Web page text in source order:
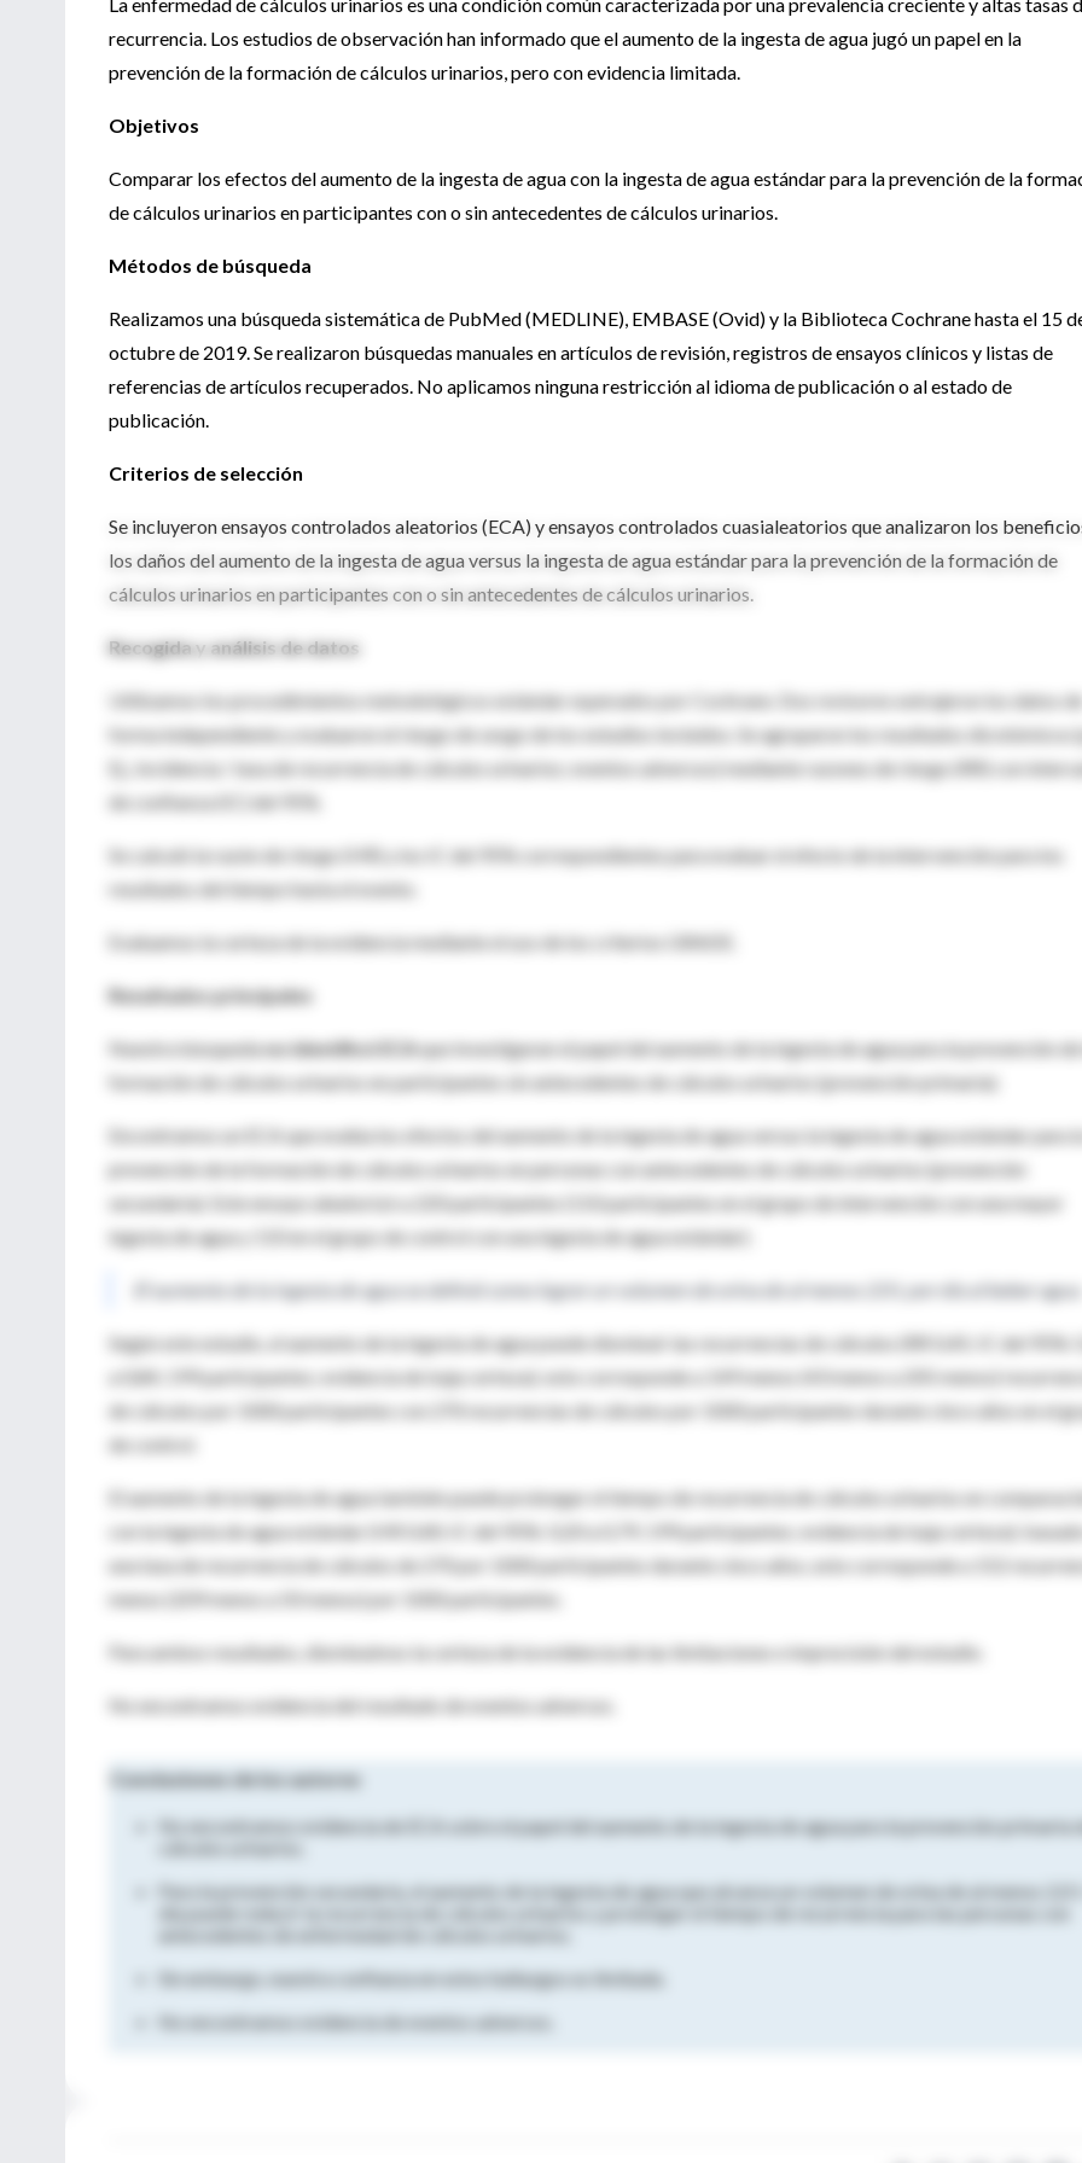
recurrencia. Los estudios de observación han informado que el aumento de la ingesta de agua jugó un papel en la
prevención de la formación de cálculos urinarios, pero con evidencia limitada.
Objetivos
Comparar los efectos del aumento de la ingesta de agua con la ingesta de agua estándar para la prevención de la
de cálculos urinarios en participantes con o sin antecedentes de cálculos urinarios.
Métodos de búsqueda
Realizamos una búsqueda sistemática de PubMed (MEDLINE), EMBASE (Ovid) y la Biblioteca Cochrane hasta el 15
octubre de 2019. Se realizaron búsquedas manuales en artículos de revisión, registros de ensayos clínicos y listas de
referencias de artículos recuperados. No aplicamos ninguna restricción al idioma de publicación o al estado de
publicación.
Criterios de selección
Se incluyeron ensayos controlados aleatorios (ECA) y ensayos controlados cuasialeatorios que analizaron los
los daños del aumento de la ingesta de agua versus la ingesta de agua estándar para la prevención de la formación de
cálculos urinarios en participantes con o sin antecedentes de cálculos urinarios.
Recogida y análisis de datos
Utilizamos los procedimientos metodológicos estándar esperados por Cochrane. Dos revisores extrajeron los datos de
forma independiente y evaluaron el riesgo de sesgo de los estudios incluidos. Se agruparon los resultados dicotómicos
Ej., Incidencia / tasa de recurrencia de cálculos urinarios; eventos adversos) mediante razones de riesgo (RR) con
de confianza (IC) del 95%.
Se calculó la razón de riesgo (HR) y los IC del 95% correspondientes para evaluar el efecto de la intervención para los
resultados del tiempo hasta el evento.
Evaluamos la certeza de la evidencia mediante el uso de los criterios GRADE.
Resultados principales
Nuestra búsquedano identificó ECAque investigaran el papel del aumento de la ingesta de agua para la prevención de
formación de cálculos urinarios en participantes sin antecedentes de cálculos urinarios (prevención primaria).
Encontramos un ECA que evalúa los efectos del aumento de la ingesta de agua versus la ingesta de agua estándar para la
prevención de la formación de cálculos urinarios en personas con antecedentes de cálculos urinarios (prevención
secundaria). Este ensayo aleatorizó a 220 participantes (110 participantes en el grupo de intervención con una mayor
ingesta de agua y 110 en el grupo de control con una ingesta de agua estándar).
El aumento de la ingesta de agua se definió como lograr un volumen de orina de al menos 2.0 L por día al beber agua.
Según este estudio, el aumento de la ingesta de agua puede disminuir las recurrencias de cálculos (RR 0,45; IC del 95%:
a 0,84; 199 participantes; evidencia de baja certeza); esto corresponde a 149 menos (43 menos a 205 menos)
de cálculos por 1000 participantes con 270 recurrencias de cálculos por 1000 participantes durante cinco años en el
de control.
El aumento de la ingesta de agua también puede prolongar el tiempo de recurrencia de cálculos urinarios en
con la ingesta de agua estándar (HR 0,40; IC del 95%: 0,20 a 0,79; 199 participantes; evidencia de baja certeza); basado
una tasa de recurrencia de cálculos de 270 por 1000 participantes durante cinco años, esto corresponde a 152
menos (209 menos a 50 menos) por 1000 participantes.
Para ambos resultados, disminuimos la certeza de la evidencia de las limitaciones e imprecisión del estudio.
No encontramos evidencia del resultado de eventos adversos.
Conclusiones de los autores
No encontramos evidencia de ECA sobre el papel del aumento de la ingesta de agua para la prevención primaria
Para la prevención secundaria, el aumento de la ingesta de agua que alcanza un volumen de orina de al menos 2,0 l /
Sin embargo, nuestra confianza en estos hallazgos es limitada.
No encontramos evidencia de eventos adversos.